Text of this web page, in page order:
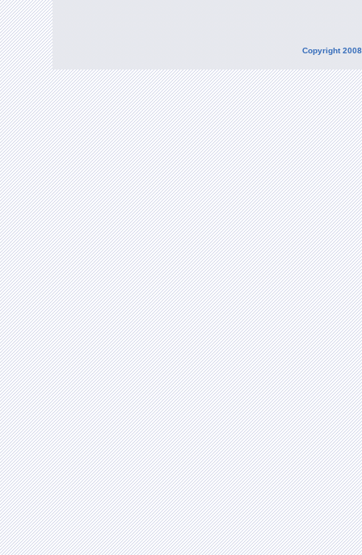
Copyright